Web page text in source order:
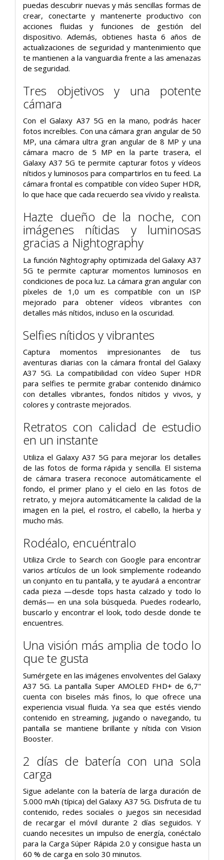
puedas descubrir nuevas y más sencillas formas de
crear, conectarte y mantenerte productivo con
acciones fluidas y funciones de gestión del
dispositivo. Además, obtienes hasta 6 años de
actualizaciones de seguridad y mantenimiento que
te mantienen a la vanguardia frente a las amenazas
de seguridad.
Tres objetivos y una potente
cámara
Con el Galaxy A37 5G en la mano, podrás hacer
fotos increíbles. Con una cámara gran angular de 50
MP, una cámara ultra gran angular de 8 MP y una
cámara macro de 5 MP en la parte trasera, el
Galaxy A37 5G te permite capturar fotos y vídeos
nítidos y luminosos para compartirlos en tu feed. La
cámara frontal es compatible con vídeo Super HDR,
lo que hace que cada recuerdo sea vívido y realista.
Hazte dueño de la noche, con
imágenes nítidas y luminosas
gracias a Nightography
La función Nightography optimizada del Galaxy A37
5G te permite capturar momentos luminosos en
condiciones de poca luz. La cámara gran angular con
píxeles de 1,0 um es compatible con un ISP
mejorado para obtener vídeos vibrantes con
detalles más nítidos, incluso en la oscuridad.
Selfies nítidos y vibrantes
Captura momentos impresionantes de tus
aventuras diarias con la cámara frontal del Galaxy
A37 5G. La compatibilidad con vídeo Super HDR
para selfies te permite grabar contenido dinámico
con detalles vibrantes, fondos nítidos y vivos, y
colores y contraste mejorados.
Retratos con calidad de estudio
en un instante
Utiliza el Galaxy A37 5G para mejorar los detalles
de las fotos de forma rápida y sencilla. El sistema
de cámara trasera reconoce automáticamente el
fondo, el primer plano y el cielo en las fotos de
retrato, y mejora automáticamente la calidad de la
imagen en la piel, el rostro, el cabello, la hierba y
mucho más.
Rodéalo, encuéntralo
Utiliza Circle to Search con Google para encontrar
varios artículos de un look simplemente rodeando
un conjunto en tu pantalla, y te ayudará a encontrar
cada pieza —desde tops hasta calzado y todo lo
demás— en una sola búsqueda. Puedes rodearlo,
buscarlo y encontrar el look, todo desde donde te
encuentres.
Una visión más amplia de todo lo
que te gusta
Sumérgete en las imágenes envolventes del Galaxy
A37 5G. La pantalla Super AMOLED FHD+ de 6,7"
cuenta con biseles más finos, lo que ofrece una
experiencia visual fluida. Ya sea que estés viendo
contenido en streaming, jugando o navegando, tu
pantalla se mantiene brillante y nítida con Vision
Booster.
2 días de batería con una sola
carga
Sigue adelante con la batería de larga duración de
5.000 mAh (típica) del Galaxy A37 5G. Disfruta de tu
contenido, redes sociales o juegos sin necesidad
de recargar el móvil durante 2 días seguidos. Y
cuando necesites un impulso de energía, conéctalo
para la Carga Súper Rápida 2.0 y consigue hasta un
60 % de carga en solo 30 minutos.